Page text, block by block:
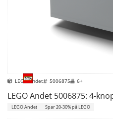
LEGO Andet 5006875 6+
LEGO Andet 5006875: 4-
LEGO Andet Spar 20-30% på LEGO